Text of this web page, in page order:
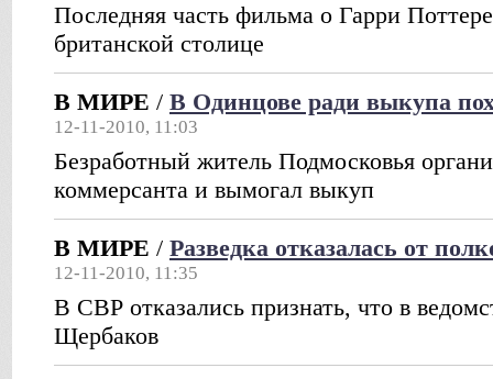
Последняя часть фильма о Гарри
британской столице
В МИРЕ / В Одинцове ради выкупа
12-11-2010, 11:03
Безработный житель Подмосковья
коммерсанта и вымогал выкуп
В МИРЕ / Разведка отказалась от
12-11-2010, 11:35
В СВР отказались признать, что в
Щербаков